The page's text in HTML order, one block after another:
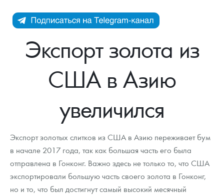
Каталог Монет
Инвестиционные монеты
Памятные и старинные монеты
Монеты Царской России
Монеты стран мира после 1950г
Георгий Победоносец
Золотой червонец Сеятель
Аксессуары
Инфо
Как сделать заказ
Выкуп монет
Выкуп серебряных монет
Памятка для работы с монетами из драгметаллов
Доставка
Распродажа монет и жетонов
Аналитика и события
Итоги 2025 года. Прогноз курсов золота, серебра, платины на
2026 год
Cтатьи
Георгий Победоносец - динамика цен
Курс золота и серебра
Скупка слитков
Контакты
Наши преимущества
Экспорт золота из
США в Азию
увеличился
Экспорт золотых слитков из США в Азию переживает бум
в начале 2017 года, так как большая часть его была
отправлена в Гонконг. Важно здесь не только то, что США
экспортировали большую часть своего золота в Гонконг,
но и то, что был достигнут самый высокий месячный